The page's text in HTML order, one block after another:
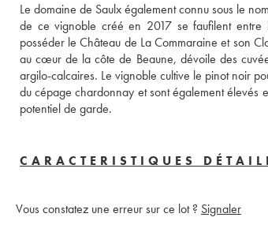
Le domaine de Saulx également connu sous le
de ce vignoble créé en 2017 se faufilent entre
posséder le Château de La Commaraine et son
au cœur de la côte de Beaune, dévoile des
argilo-calcaires. Le vignoble cultive le pinot noir
du cépage chardonnay et sont également
potentiel de garde.
CARACTERISTIQUES
Vous constatez une erreur sur ce lot ? Signaler